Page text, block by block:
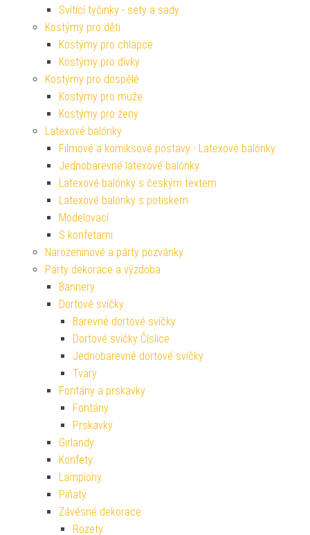
Svítící tyčinky - sety a sady
Kostýmy pro děti
Kostýmy pro chlapce
Kostýmy pro dívky
Kostýmy pro dospělé
Kostýmy pro muže
Kostýmy pro ženy
Latexové balónky
Filmové a komiksové postavy - Latexové balónky
Jednobarevné latexové balónky
Latexové balónky s českým textem
Latexové balónky s potiskem
Modelovací
S konfetami
Narozeninové a párty pozvánky
Párty dekorace a výzdoba
Bannery
Dortové svíčky
Barevné dortové svíčky
Dortové svíčky Číslice
Jednobarevné dortové svíčky
Tvary
Fontány a prskavky
Fontány
Prskavky
Girlandy
Konfety
Lampiony
Piňaty
Závěsné dekorace
Rozety